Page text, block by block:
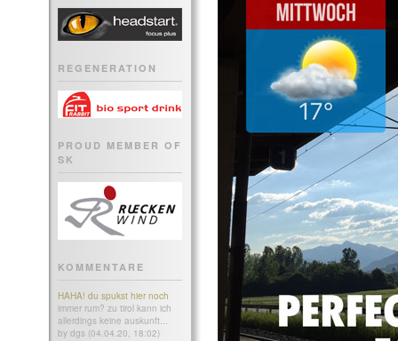
REGENERATION
PROUD MEMBER OF
SK
KOMMENTARE
HAHA! du spukst hier noch
immer rum? zu tirol kann ich
allerdings keine auskunft...
by dgs (04.04.20, 18:02)